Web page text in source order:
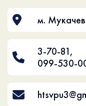
м.
3-70-81,
099-530-